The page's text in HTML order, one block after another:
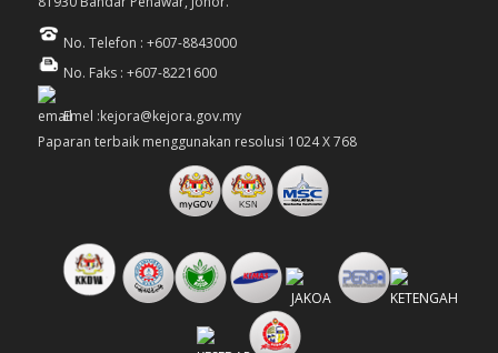
No. Telefon : +607-8843000
No. Faks : +607-8221600
Emel :kejora@kejora.gov.my
Paparan terbaik menggunakan resolusi 1024 X 768